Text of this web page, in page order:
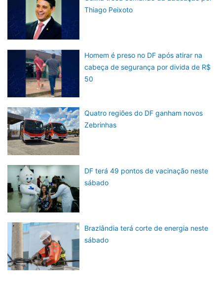
Thiago Peixoto
Homem é preso no DF após atirar na
cabeça de segurança por divida de R$
50
Quatro regiões do DF ganham novos
Zebrinhas
DF terá 49 pontos de vacinação neste
sábado
Brazlândia terá corte de energia neste
sábado